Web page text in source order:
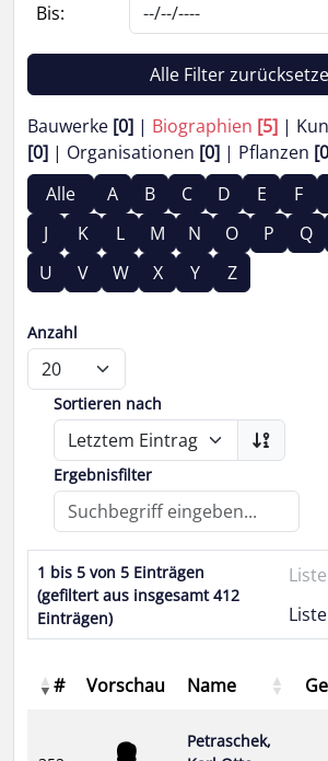
Bis:
Alle Filter
Bauwerke [0] Biographien [5]
[0]
Organisationen [0] Pflanzen
Alle
A B C D E F
J
K L M N O P Q
U
V W X Y Z
Anzahl
Sortieren nach
Ergebnisfilter
1 bis 5 von 5 Einträgen
(gefiltert aus insgesamt 412
Einträgen)
# Vorschau Name
Petraschek,